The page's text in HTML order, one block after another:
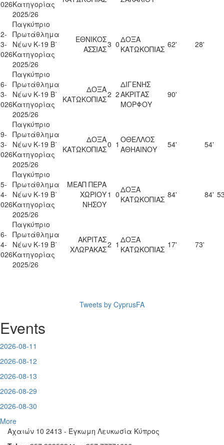
Κατηγορίας
2025/26
Παγκύπριο
Πρωτάθλημα
Νέων Κ-19 Β΄
Κατηγορίας
2025/26
ΕΘΝΙΚΟΣ
ΑΣΣΙΑΣ3 0ΔΟΞΑ
ΚΑΤΩΚΟΠΙΑΣ 62' 28'
Παγκύπριο
Πρωτάθλημα
Νέων Κ-19 Β΄
Κατηγορίας
2025/26
ΔΟΞΑ
ΚΑΤΩΚΟΠΙΑΣ2 2
ΔΙΓΕΝΗΣ
ΑΚΡΙΤΑΣ
ΜΟΡΦΟΥ
90'
Παγκύπριο
Πρωτάθλημα
Νέων Κ-19 Β΄
Κατηγορίας
2025/26
ΔΟΞΑ
ΚΑΤΩΚΟΠΙΑΣ0 1 ΟΘΕΛΛΟΣ
ΑΘΗΑΙΝΟΥ
54' 54'
Παγκύπριο
Πρωτάθλημα
Νέων Κ-19 Β΄
Κατηγορίας
2025/26
ΜΕΑΠ ΠΕΡΑ
ΧΩΡΙΟΥ
ΝΗΣΟΥ
1 0ΔΟΞΑ
ΚΑΤΩΚΟΠΙΑΣ 84' 84'
Παγκύπριο
Πρωτάθλημα
Νέων Κ-19 Β΄
Κατηγορίας
2025/26
ΑΚΡΙΤΑΣ
ΧΛΩΡΑΚΑΣ2 1 ΔΟΞΑ
ΚΑΤΩΚΟΠΙΑΣ 17' 73'
Tweets by CyprusFA
Events
2026-08-11
2026-08-12
2026-08-13
2026-08-29
2026-08-30
More
Αχαιών 10 2413 - Έγκωμη Λευκωσία Κύπρος